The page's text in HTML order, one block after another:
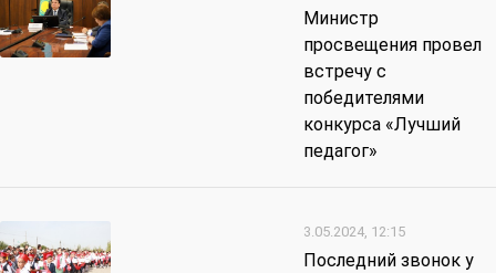
Министр
просвещения провел
встречу с
победителями
конкурса «Лучший
педагог»
3.05.2024, 12:15
Последний звонок у